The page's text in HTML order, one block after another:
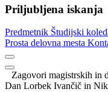
Priljubljena iskanja
Predmetnik Študijski
Prosta delovna mesta
Zagovori magistrskih in
Dan Lorbek Ivančič in